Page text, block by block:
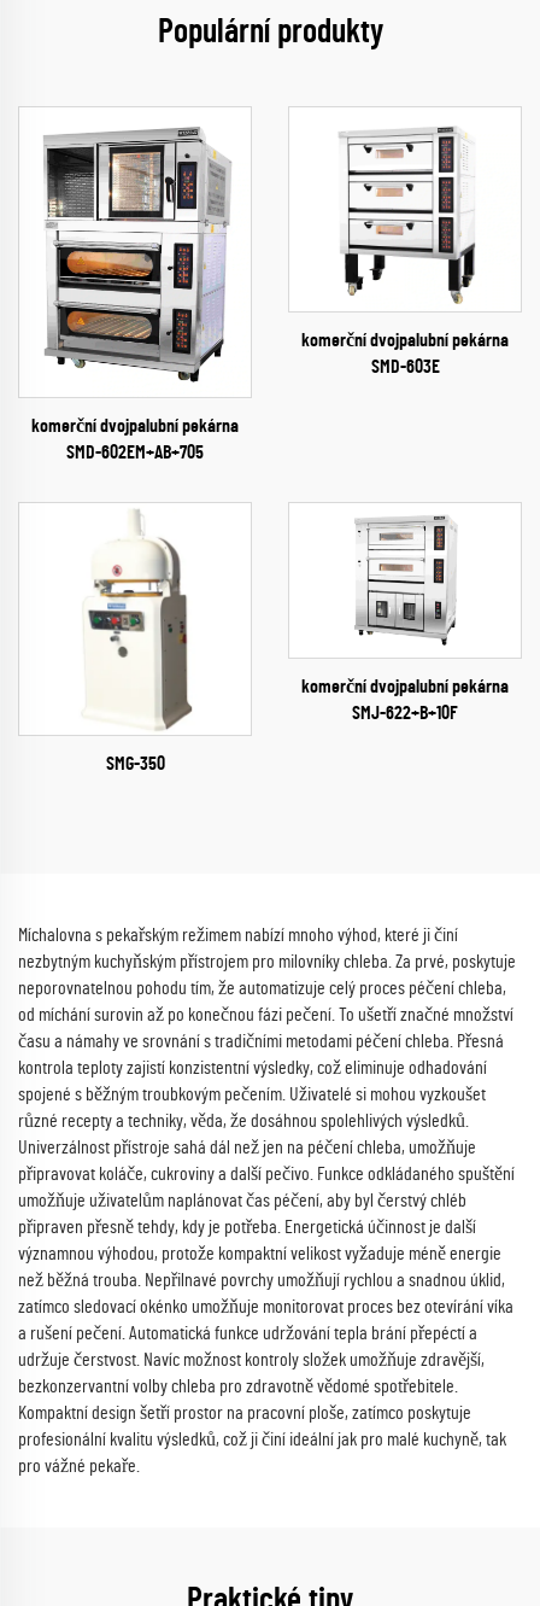
Populární produkty
komerční dvojpalubní pekárna
SMD-602EM+AB+705
komerční dvojpalubní pekárna
SMD-603E
SMG-350
komerční dvojpalubní pekárna
SMJ-622+B+10F
Míchalovna s pekařským režimem nabízí mnoho výhod, které ji činí
nezbytným kuchyňským přístrojem pro milovníky chleba. Za prvé, poskytuje
neporovnatelnou pohodu tím, že automatizuje celý proces péčení chleba,
od míchání surovin až po konečnou fázi pečení. To ušetří značné množství
času a námahy ve srovnání s tradičními metodami péčení chleba. Přesná
kontrola teploty zajistí konzistentní výsledky, což eliminuje odhadování
spojené s běžným troubkovým pečením. Uživatelé si mohou vyzkoušet
různé recepty a techniky, věda, že dosáhnou spolehlivých výsledků.
Univerzálnost přístroje sahá dál než jen na péčení chleba, umožňuje
připravovat koláče, cukroviny a další pečivo. Funkce odkládaného spuštění
umožňuje uživatelům naplánovat čas péčení, aby byl čerstvý chléb
připraven přesně tehdy, kdy je potřeba. Energetická účinnost je další
významnou výhodou, protože kompaktní velikost vyžaduje méně energie
než běžná trouba. Nepřilnavé povrchy umožňují rychlou a snadnou úklid,
zatímco sledovací okénko umožňuje monitorovat proces bez otevírání víka
a rušení pečení. Automatická funkce udržování tepla brání přepéctí a
udržuje čerstvost. Navíc možnost kontroly složek umožňuje zdravější,
bezkonzervantní volby chleba pro zdravotně vědomé spotřebitele.
Kompaktní design šetří prostor na pracovní ploše, zatímco poskytuje
profesionální kvalitu výsledků, což ji činí ideální jak pro malé kuchyně, tak
pro vážné pekaře.